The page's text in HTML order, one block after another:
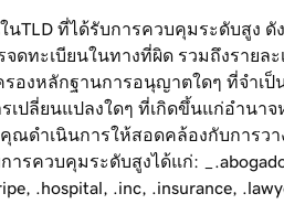
TLD ที่ได้รับการควบคุมระดับสูง
ดทะเบียนในทางที่ผิด รวมถึงรายล
งหลักฐานการอนุญาตใดๆ ที่จำเป็
เปลี่ยนแปลงใดๆ ที่เกิดขึ้นแก่อำนา
ดำเนินการให้สอดคล้องกับการวา
ควบคุมระดับสูงได้แก่:
.hospital, .inc, .insurance,